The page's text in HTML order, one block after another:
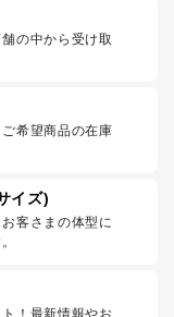
の中から受け取
希望商品の在庫
イズ)
客さまの体型に
！最新情報やお